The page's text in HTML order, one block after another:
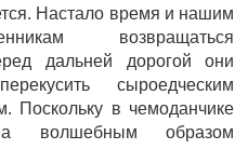
Настало время и нашим
возвращаться
дальней дорогой они
сыроедческим
Поскольку в чемоданчике
волшебным образом